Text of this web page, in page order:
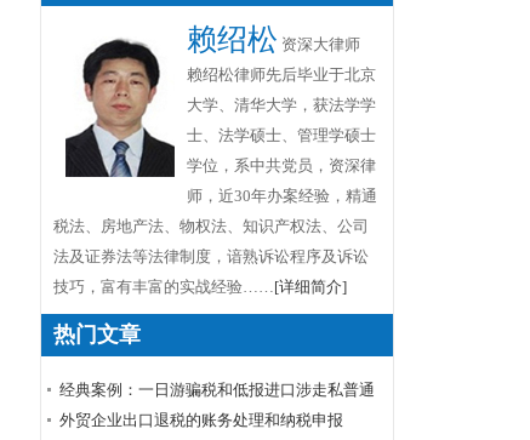
赖绍松 资深大律师
赖绍松律师先后毕业于北京
大学、清华大学，获法学学
士、法学硕士、管理学硕士
学位，系中共党员，资深律
师，近30年办案经验，精通
税法、房地产法、物权法、知识产权法、公司
法及证券法等法律制度，谙熟诉讼程序及诉讼
技巧，富有丰富的实战经验……[详细简介]
热门文章
经典案例：一日游骗税和低报进口涉走私普通
货物罪
外贸企业出口退税的账务处理和纳税申报